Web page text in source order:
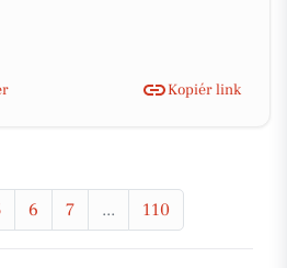
Kopiér link
6 7 ... 110